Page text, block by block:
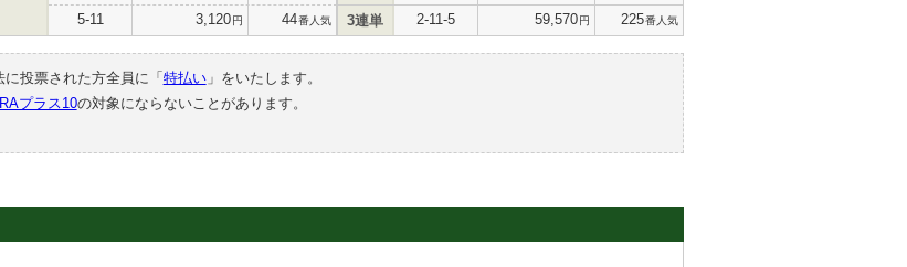
5-11 3,120円 44番人気 3連単 2-11-5 59,570円 225番人気
投票された方全員に「 特払い」をいたします。
プラス10の対象にならないことがあります。